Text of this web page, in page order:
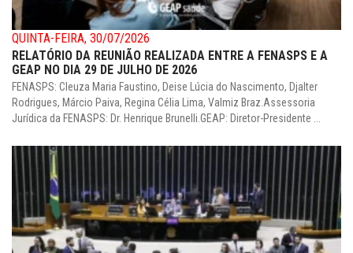
QUINTA-FEIRA, 30/07/2026
RELATÓRIO DA REUNIÃO REALIZADA ENTRE A FENASPS E A
GEAP NO DIA 29 DE JULHO DE 2026
FENASPS: Cleuza Maria Faustino, Deise Lúcia do Nascimento, Djalter
Rodrigues, Márcio Paiva, Regina Célia Lima, Valmiz Braz.Assessoria
Jurídica da FENASPS: Dr. Henrique Brunelli.GEAP: Diretor-Presidente ...